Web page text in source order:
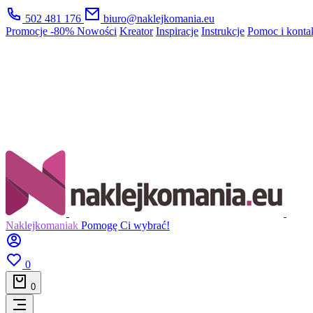
502 481 176
biuro@naklejkomania.eu
Promocje -80% Nowości Kreator Inspiracje Instrukcje Pomoc i
Naklejkomaniak Pomogę Ci wybrać!
0
0